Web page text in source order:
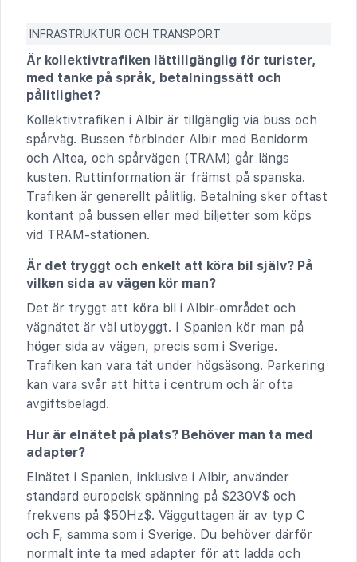
INFRASTRUKTUR OCH TRANSPORT
Är kollektivtrafiken lättillgänglig för turister,
med tanke på språk, betalningssätt och
pålitlighet?
Kollektivtrafiken i Albir är tillgänglig via buss och
spårväg. Bussen förbinder Albir med Benidorm
och Altea, och spårvägen (TRAM) går längs
kusten. Ruttinformation är främst på spanska.
Trafiken är generellt pålitlig. Betalning sker oftast
kontant på bussen eller med biljetter som köps
vid TRAM-stationen.
Är det tryggt och enkelt att köra bil själv? På
vilken sida av vägen kör man?
Det är tryggt att köra bil i Albir-området och
vägnätet är väl utbyggt. I Spanien kör man på
höger sida av vägen, precis som i Sverige.
Trafiken kan vara tät under högsäsong. Parkering
kan vara svår att hitta i centrum och är ofta
avgiftsbelagd.
Hur är elnätet på plats? Behöver man ta med
adapter?
Elnätet i Spanien, inklusive i Albir, använder
standard europeisk spänning på $230V$ och
frekvens på $50Hz$. Vägguttagen är av typ C
och F, samma som i Sverige. Du behöver därför
normalt inte ta med adapter för att ladda och